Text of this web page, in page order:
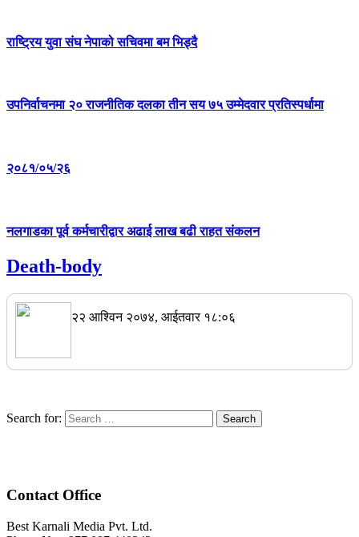
राष्ट्रिय युवा संघ नेपाको सचिवमा बम भिड्दै
उपनिर्वाचनमा २० राजनीतिक दलका तीन सय ७५ उम्मेदवार प्रतिस्पर्धामा
२०८१/०५/२६
नलगाडका पूर्व कर्मचारीद्वार अढाई लाख बढी राहत संकलन
Death-body
२२ आश्विन २०७४, आईतवार १८:०६
Search for:
Contact Office
Best Karnali Media Pvt. Ltd.